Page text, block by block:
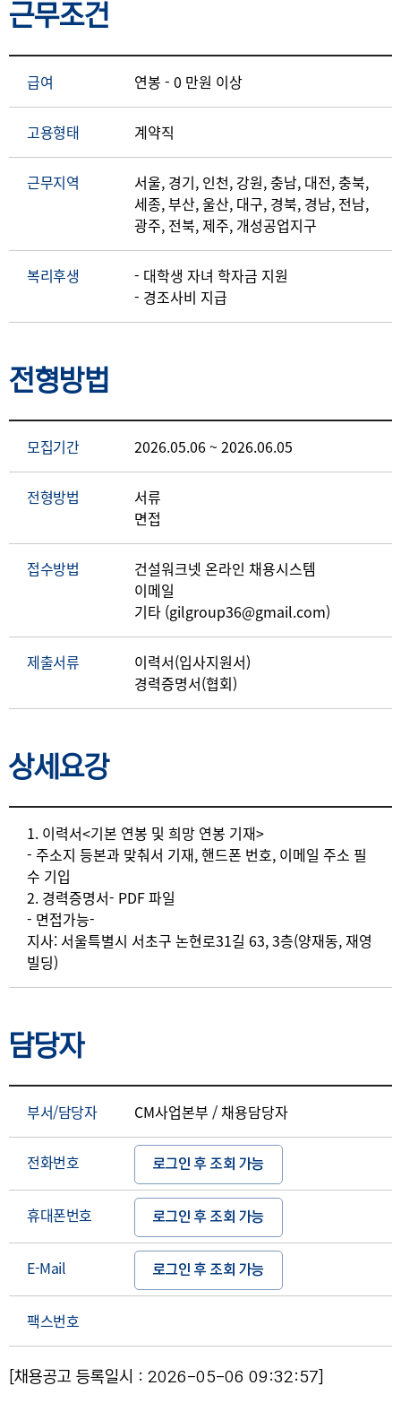
근무조건
급여 연봉 - 0 만원 이상
고용형태 계약직
근무지역
서울, 경기, 인천, 강원, 충남, 대전, 충북,
세종, 부산, 울산, 대구, 경북, 경남, 전남,
광주, 전북, 제주, 개성공업지구
복리후생
- 대학생 자녀 학자금 지원
- 경조사비 지급
전형방법
모집기간 2026.05.06 ~ 2026.06.05
전형방법
서류
면접
접수방법
건설워크넷 온라인 채용시스템
이메일
기타 (gilgroup36@gmail.com)
제출서류
이력서(입사지원서)
경력증명서(협회)
상세요강
상세요강
1. 이력서<기본 연봉 및 희망 연봉 기재>
- 주소지 등본과 맞춰서 기재, 핸드폰 번호, 이메일 주소 필
수 기입
2. 경력증명서- PDF 파일
- 면접가능-
지사: 서울특별시 서초구 논현로31길 63, 3층(양재동, 재영
빌딩)
담당자
부서/담당자 CM사업본부 / 채용담당자
전화번호 로그인 후 조회 가능
휴대폰번호 로그인 후 조회 가능
E-Mail 로그인 후 조회 가능
팩스번호
[채용공고 등록일시 : 2026-05-06 09:32:57]